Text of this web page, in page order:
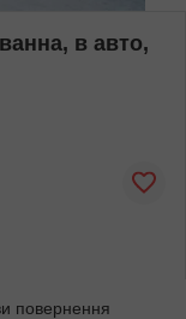
в авто,
повернення